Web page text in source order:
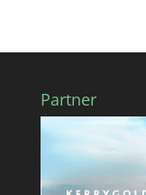
Partner